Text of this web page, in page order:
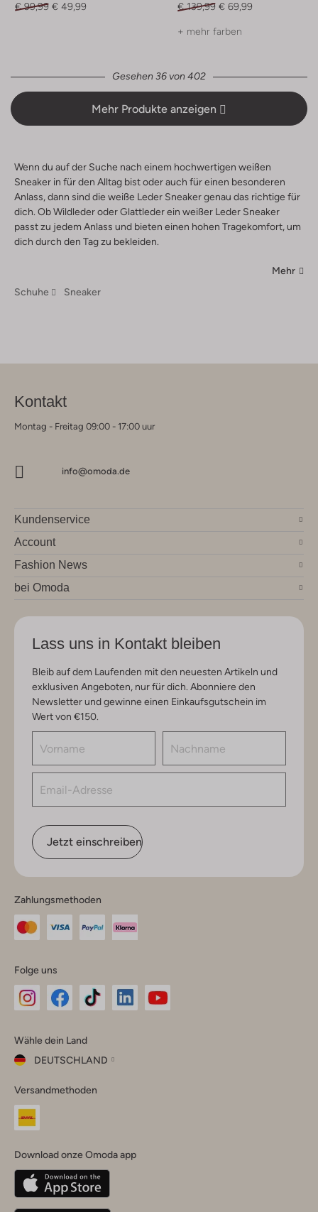
€ 99,99 € 49,99
€ 139,99 € 69,99
+ mehr farben
Gesehen 36 von 402
Mehr Produkte anzeigen
Wenn du auf der Suche nach einem hochwertigen weißen
Sneaker in für den Alltag bist oder auch für einen besonderen
Anlass, dann sind die weiße Leder Sneaker genau das richtige für
dich. Ob Wildleder oder Glattleder ein weißer Leder Sneaker
passt zu jedem Anlass und bieten einen hohen Tragekomfort, um
dich durch den Tag zu bekleiden.
Mehr
Schuhe
Sneaker
Kontakt
Montag - Freitag 09:00 - 17:00 uur
info@omoda.de
Kundenservice
Account
Fashion News
bei Omoda
Lass uns in Kontakt bleiben
Bleib auf dem Laufenden mit den neuesten Artikeln und
exklusiven Angeboten, nur für dich. Abonniere den
Newsletter und gewinne einen Einkaufsgutschein im
Wert von €150.
Jetzt einschreiben
Zahlungsmethoden
Folge uns
Instagram
Facebook
TikTok
Wähle dein Land
DEUTSCHLAND
dein
Land
Belgique(Français)
Deutschland
Versandmethoden
Download onze Omoda app